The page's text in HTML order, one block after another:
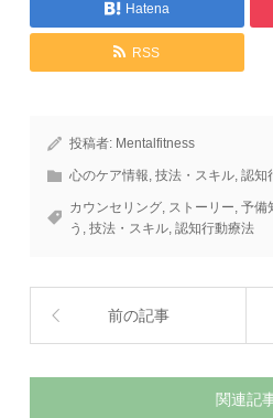
Hatena
RSS
投稿者: Mentalfitness
心のケア情報,技法・スキル,認知
カウンセリング, ストーリー,予備
う ,技法・スキル,認知行動療法
前の記事
関連記